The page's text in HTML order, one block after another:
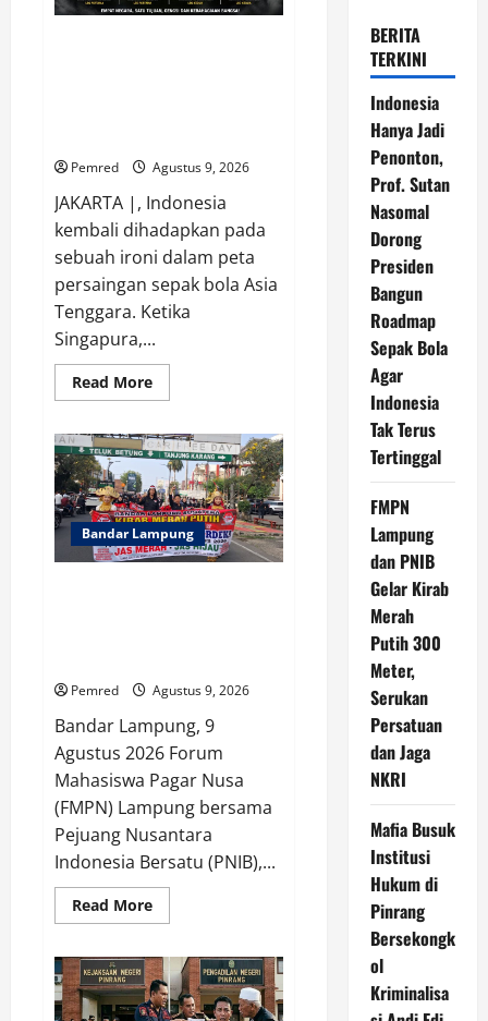
Pemred Agustus 9, 2026
JAKARTA |, Indonesia
kembali dihadapkan pada
sebuah ironi dalam peta
persaingan sepak bola Asia
Tenggara. Ketika
Singapura,...
Read MoreRead
more
Hanya
Jadi
Penonton,
Prof.
Sutan
Nasomal
Dorong
Presiden
Bangun
Tertinggal
Bandar Lampung
Pemred Agustus 9, 2026
Bandar Lampung, 9
Agustus 2026 Forum
Mahasiswa Pagar Nusa
(FMPN) Lampung bersama
Pejuang Nusantara
Indonesia Bersatu (PNIB),...
Read MoreRead
more
Lampung
dan
PNIB
Gelar
BERITA
TERKINI
Indonesia
Hanya Jadi
Penonton,
Prof. Sutan
Nasomal
Dorong
Presiden
Bangun
Roadmap
Sepak Bola
Agar
Indonesia
Tak Terus
Tertinggal
FMPN
Lampung
dan PNIB
Gelar Kirab
Merah
Putih 300
Meter,
Serukan
Persatuan
dan Jaga
NKRI
Mafia Busuk
Institusi
Hukum di
Pinrang
Bersekongk
ol
Kriminalisa